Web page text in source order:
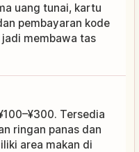
uang tunai, kartu
pembayaran kode
jadi membawa tas
Tersedia
ringan panas dan
area makan di